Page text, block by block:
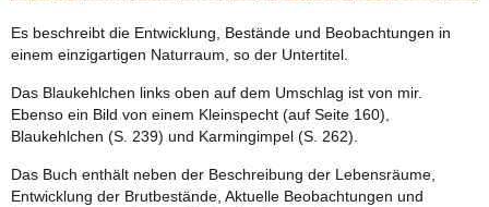
Es beschreibt die Entwicklung, Bestände und Beobachtungen in
einem einzigartigen Naturraum, so der Untertitel.
Das Blaukehlchen links oben auf dem Umschlag ist von mir.
Ebenso ein Bild von einem Kleinspecht (auf Seite 160),
Blaukehlchen (S. 239) und Karmingimpel (S. 262).
Das Buch enthält neben der Beschreibung der Lebensräume,
Entwicklung der Brutbestände, Aktuelle Beobachtungen und